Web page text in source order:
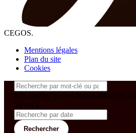
CEGOS.
Mentions légales
Plan du site
Cookies
&& config('laravel-theme-
'neves')
Rechercher